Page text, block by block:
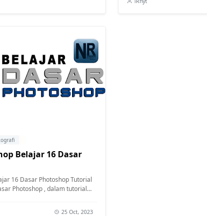
Belajar 16 Dasar
Dasar Photoshop Tutorial
Photoshop , dalam tutorial
25 Oct, 2023